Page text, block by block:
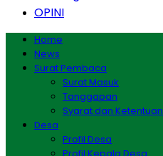
OPINI
Home
News
Surat Pembaca
Surat Masuk
Tanggapan
Syarat dan Ketentuan
Desa
Profil Desa